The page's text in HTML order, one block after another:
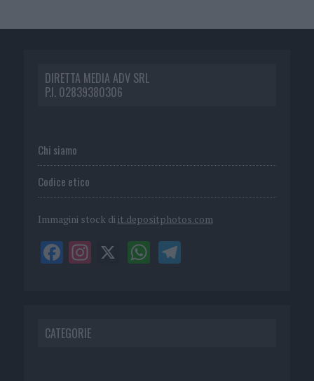
DIRETTA MEDIA ADV SRL
P.I. 02839380306
Chi siamo
Codice etico
Immagini stock di it.depositphotos.com
CATEGORIE